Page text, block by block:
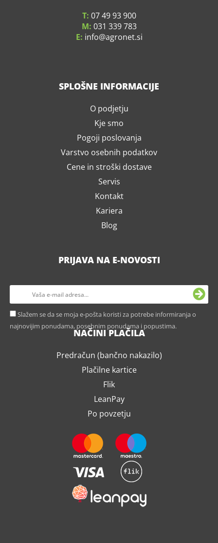
T: 07 49 93 900
M: 031 339 783
E: info agronet.si
SPLOŠNE INFORMACIJE
O podjetju
Kje smo
Pogoji poslovanja
Varstvo osebnih podatkov
Cene in stroški dostave
Servis
Kontakt
Kariera
Blog
PRIJAVA NA E-NOVOSTI
Slažem se da se moja e-pošta koristi za potrebe informiranja o
najnovijim ponudama, posebnim ponudama i popustima.
NAČINI PLAČILA
Predračun (bančno nakazilo)
Plačilne kartice
Flik
LeanPay
Po povzetju